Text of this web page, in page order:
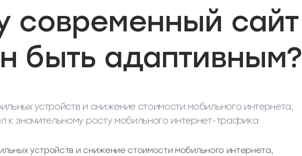
современный сайт
быть адаптивным?
устройств и снижение стоимости мобильного интернета,
к значительному росту мобильного интернет-трафика.
устройств и снижение стоимости мобильного интернета,